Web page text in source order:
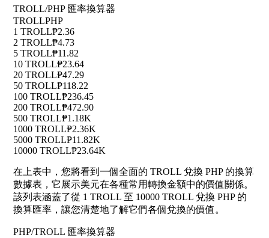
TROLL/PHP 匯率換算器
TROLLPHP
1 TROLL₱2.36
2 TROLL₱4.73
5 TROLL₱11.82
10 TROLL₱23.64
20 TROLL₱47.29
50 TROLL₱118.22
100 TROLL₱236.45
200 TROLL₱472.90
500 TROLL₱1.18K
1000 TROLL₱2.36K
5000 TROLL₱11.82K
10000 TROLL₱23.64K
在上表中，您將看到一個全面的 TROLL 兌換 PHP 的換算
數據表，它展示美元在各種常用轉換金額中的價值關係。
該列表涵蓋了從 1 TROLL 至 10000 TROLL 兌換 PHP 的
換算匯率，讓您清楚地了解它們各個兌換的價值。
PHP/TROLL 匯率換算器